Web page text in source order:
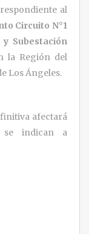
al
Circuito N°1
Subestación
la Región del
Los Ángeles.
afectará
se indican a